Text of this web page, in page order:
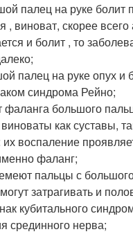
палец на руке болит
, виноват, скорее
и болит , то
палец на руке опух и
синдрома Рейно;
фаланга большого
как суставы,
их воспаление
фаланг;
пальцы с
затрагивать и
кубитального
срединного нерва;